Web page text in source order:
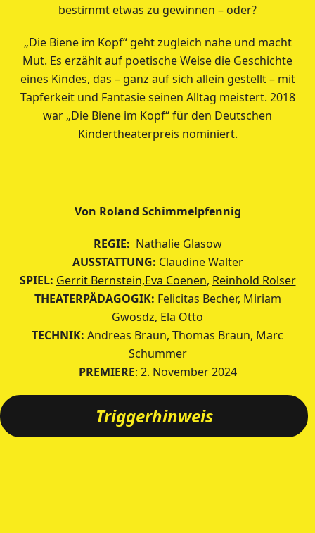
bestimmt etwas zu gewinnen – oder?
„Die Biene im Kopf“ geht zugleich nahe und macht
Mut. Es erzählt auf poetische Weise die Geschichte
eines Kindes, das – ganz auf sich allein gestellt – mit
Tapferkeit und Fantasie seinen Alltag meistert. 2018
war „Die Biene im Kopf“ für den Deutschen
Kindertheaterpreis nominiert.
Von Roland Schimmelpfennig
REGIE: Nathalie Glasow
AUSSTATTUNG: Claudine Walter
SPIEL: Gerrit Bernstein,Eva Coenen, Reinhold Rolser
THEATERPÄDAGOGIK: Felicitas Becher, Miriam
Gwosdz, Ela Otto
TECHNIK: Andreas Braun, Thomas Braun, Marc
Schummer
PREMIERE: 2. November 2024
Triggerhinweis